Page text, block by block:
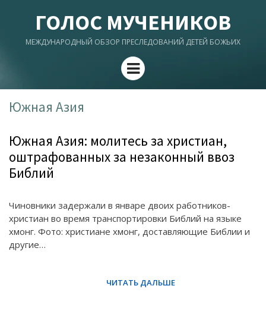
ГОЛОС МУЧЕНИКОВ
МЕЖДУНАРОДНЫЙ ОБЗОР ПРЕСЛЕДОВАНИЙ ДЕТЕЙ БОЖЬИХ
Menu
Южная Азия
Южная Азия: молитесь за христиан,
оштрафованных за незаконный ввоз
Библий
Чиновники задержали в январе двоих работников-
христиан во время транспортировки Библий на языке
хмонг. Фото: христиане хмонг, доставляющие Библии и
другие…